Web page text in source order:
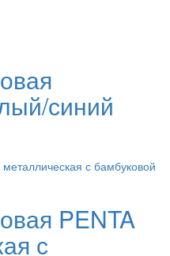
синий
PENTA
с